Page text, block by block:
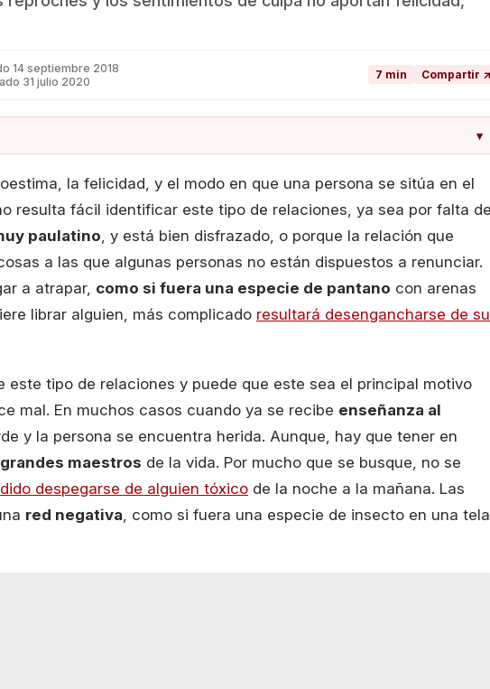
14 septiembre 2018
31 julio 2020
7 min Compartir ↗
▾
la felicidad, y el modo en que una persona se sitúa en el
resulta fácil identificar este tipo de relaciones, ya sea por falta
paulatino , y está bien disfrazado, o porque la relación que
a las que algunas personas no están dispuestos a renunciar.
a atrapar, como si fuera una especie de pantano con arenas
librar alguien, más complicado resultará desengancharse de
este tipo de relaciones y puede que este sea el principal motivo
mal. En muchos casos cuando ya se recibe enseñanza al
y la persona se encuentra herida. Aunque, hay que tener en
maestros de la vida. Por mucho que se busque, no se
despegarse de alguien tóxico de la noche a la mañana. Las
red negativa , como si fuera una especie de insecto en una tela